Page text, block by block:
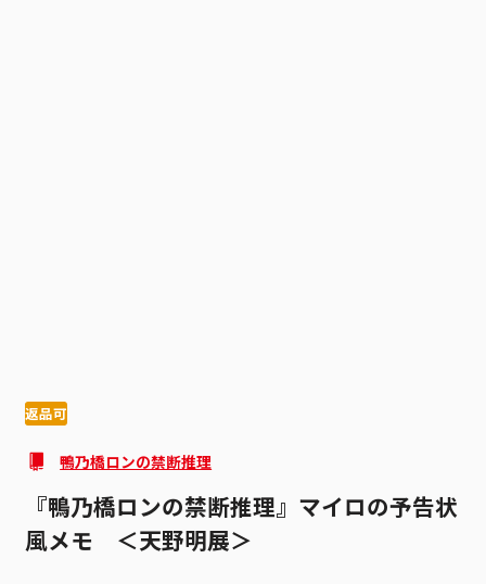
返品可
鴨乃橋ロンの禁断推理
『鴨乃橋ロンの禁断推理』マイロの予告状
風メモ ＜天野明展＞